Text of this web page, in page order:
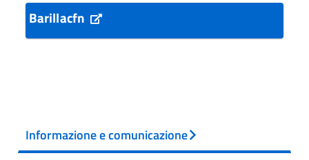
Barillacfn
Informazione e comunicazione